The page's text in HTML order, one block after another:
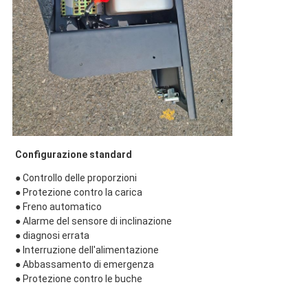
Configurazione standard
● Controllo delle proporzioni
● Protezione contro la carica
● Freno automatico
● Alarme del sensore di inclinazione
● diagnosi errata
● Interruzione dell'alimentazione
● Abbassamento di emergenza
● Protezione contro le buche